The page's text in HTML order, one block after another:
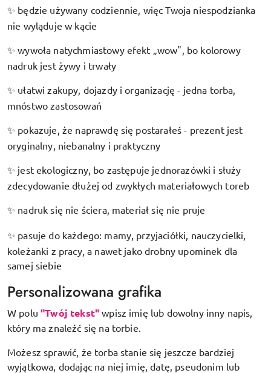
✨ będzie używany codziennie, więc Twoja niespodzianka
nie wyląduje w kącie
✨ wywoła natychmiastowy efekt „wow", bo kolorowy
nadruk jest żywy i trwały
✨ ułatwi zakupy, dojazdy i organizację - jedna torba,
mnóstwo zastosowań
✨ pokazuje, że naprawdę się postarałeś - prezent jest
oryginalny, niebanalny i praktyczny
✨ jest ekologiczny, bo zastępuje jednorazówki i służy
zdecydowanie dłużej od zwykłych materiałowych toreb
✨ nadruk się nie ściera, materiał się nie pruje
✨ pasuje do każdego: mamy, przyjaciółki, nauczycielki,
koleżanki z pracy, a nawet jako drobny upominek dla
samej siebie
Personalizowana grafika
W polu"Twój tekst" wpisz imię lub dowolny inny napis,
który ma znaleźć się na torbie.
Możesz sprawić, że torba stanie się jeszcze bardziej
wyjątkowa, dodając na niej imię, datę, pseudonim lub